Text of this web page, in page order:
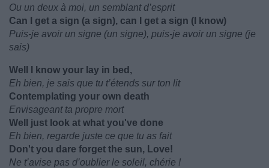
Ou un deux à moi, un semblant d’esprit
Can I get a sign (a sign), can I get a sign (I know)
Puis-je avoir un signe (un signe), puis-je avoir un signe (je
sais)
Well I know your lay in bed,
Eh bien, je sais que tu t’étends sur ton lit
Contemplating your own death
Envisageant ta propre mort
Well just look at what you've done
Eh bien, regarde juste ce que tu as fait
Don't you dare forget the sun, Love!
Ne t’avise pas d’oublier le soleil, chérie !